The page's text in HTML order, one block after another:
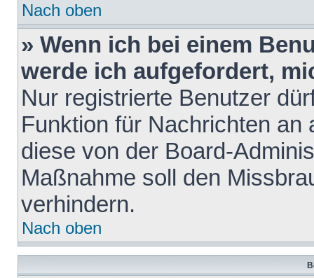
Nach oben
» Wenn ich bei einem
werde ich aufgefordert,
Nur registrierte Benutzer
Funktion für Nachrichten
diese von der Board-
Maßnahme soll den
verhindern.
Nach oben